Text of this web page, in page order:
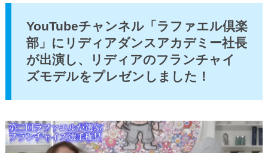
YouTubeチャンネル「ラファエル倶楽
部」にリディアダンスアカデミー社長
が出演し、リディアのフランチャイ
ズモデルをプレゼンしました！